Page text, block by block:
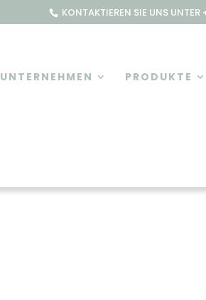
KONTAKTIEREN SIE UNS
UNTERNEHMEN PRODUKTE